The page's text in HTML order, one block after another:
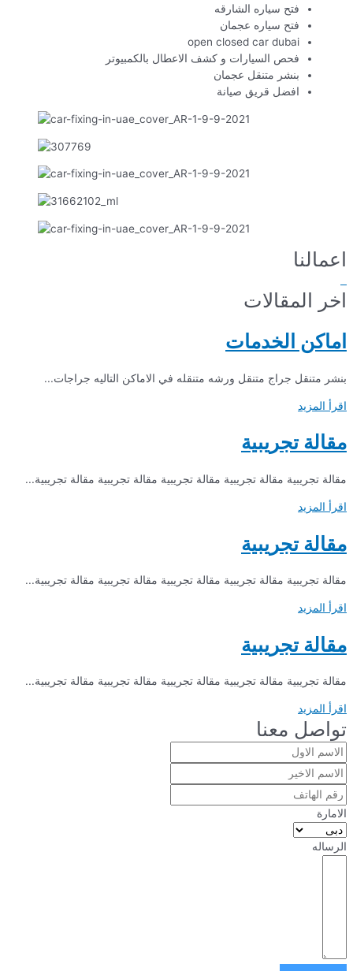
فتح سياره الشارقه
فتح سياره عجمان
open closed car dubai
فحص السيارات و كشف الاعطال بالكمبيوتر
بنشر متنقل عجمان
افضل قريق صيانة
اعمالنا
اخر المقالات
اماكن الخدمات
بنشر متنقل جراج متنقل ورشه متنقله في الاماكن التاليه جراجات...
اقرأ المزيد
مقالة تجريبية
مقالة تجريبية مقالة تجريبية مقالة تجريبية مقالة تجريبية مقالة تجريبية...
اقرأ المزيد
مقالة تجريبية
مقالة تجريبية مقالة تجريبية مقالة تجريبية مقالة تجريبية مقالة تجريبية...
اقرأ المزيد
مقالة تجريبية
مقالة تجريبية مقالة تجريبية مقالة تجريبية مقالة تجريبية مقالة تجريبية...
اقرأ المزيد
تواصل معنا
الامارة
الرساله